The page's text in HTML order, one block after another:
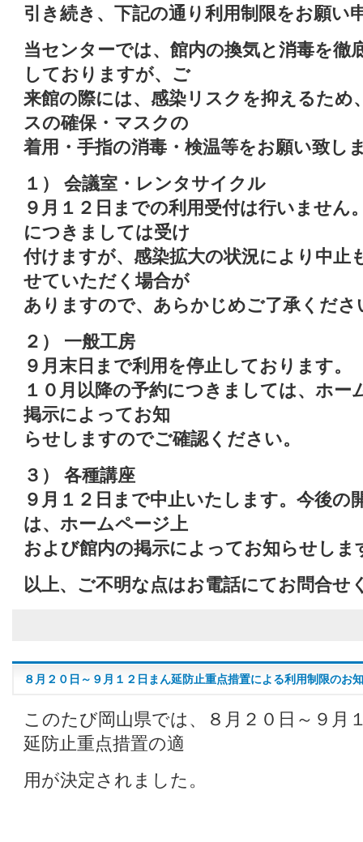
引き続き、下記の通り利用制限をお願い
当センターでは、館内の換気と消毒を徹
しておりますが、ご
来館の際には、感染リスクを抑えるため
スの確保・マスクの
着用・手指の消毒・検温等をお願い致し
１） 会議室・レンタサイクル
９月１２日までの利用受付は行いません
につきましては受け
付けますが、感染拡大の状況により中止
せていただく場合が
ありますので、あらかじめご了承くださ
２） 一般工房
９月末日まで利用を停止しております。
１０月以降の予約につきましては、ホー
掲示によってお知
らせしますのでご確認ください。
３） 各種講座
９月１２日まで中止いたします。今後の
は、ホームページ上
および館内の掲示によってお知らせし
以上、ご不明な点はお電話にてお問合せ
８月２０日～９月１２日まん延防止重点措置による利用制限のお
このたび岡山県では、８月２０日～９月
延防止重点措置の適
用が決定されました。